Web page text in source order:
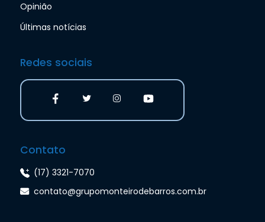
Opinião
Últimas notícias
Redes sociais
Contato
(17) 3321-7070
contato@grupomonteirodebarros.com.br